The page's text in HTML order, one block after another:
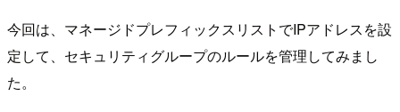
今回は、マネージドプレフィックスリストでIPアドレスを設
定して、セキュリティグループのルールを管理してみまし
た。